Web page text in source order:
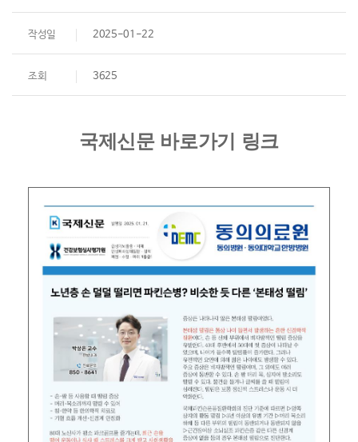
작성일 2025-01-22
조회 3625
국제신문 바로가기 링크